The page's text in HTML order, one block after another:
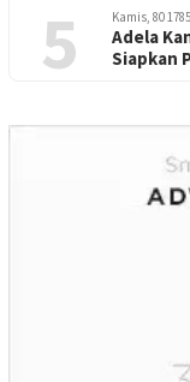
5 Kamis, 80
Adela
Siapkan